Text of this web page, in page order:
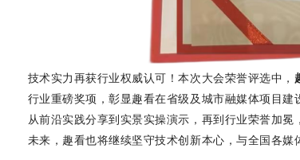
技术实力再获行业权威认可！本次大会荣誉评选中，
行业重磅奖项，彰显趣看在省级及城市融媒体项目建
从前沿实践分享到实景实操演示，再到行业荣誉加
未来，趣看也将继续坚守技术创新本心，与全国各媒